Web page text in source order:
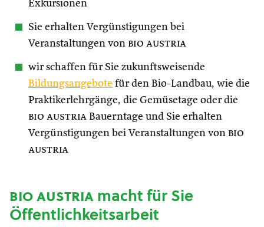
Exkursionen
Sie erhalten Vergünstigungen bei
Veranstaltungen von bio austria
wir schaffen für Sie zukunftsweisende
Bildungsangebote für den Bio-Landbau, wie die
Praktikerlehrgänge, die Gemüsetage oder die
bio austria Bauerntage und Sie erhalten
Vergünstigungen bei Veranstaltungen von bio
austria
bio austriamacht für Sie
Öffentlichkeitsarbeit